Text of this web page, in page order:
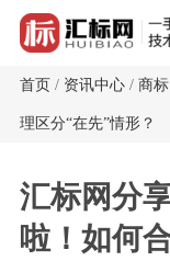
首页 / 资讯中心 / 商
理区分“在先”情形？
汇标网分
啦！如何